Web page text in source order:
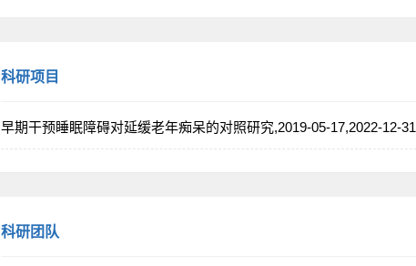
科研项目
早期干预睡眠障碍对延缓老年痴呆的对照研究,2019-05-17,2022-12-31
科研团队